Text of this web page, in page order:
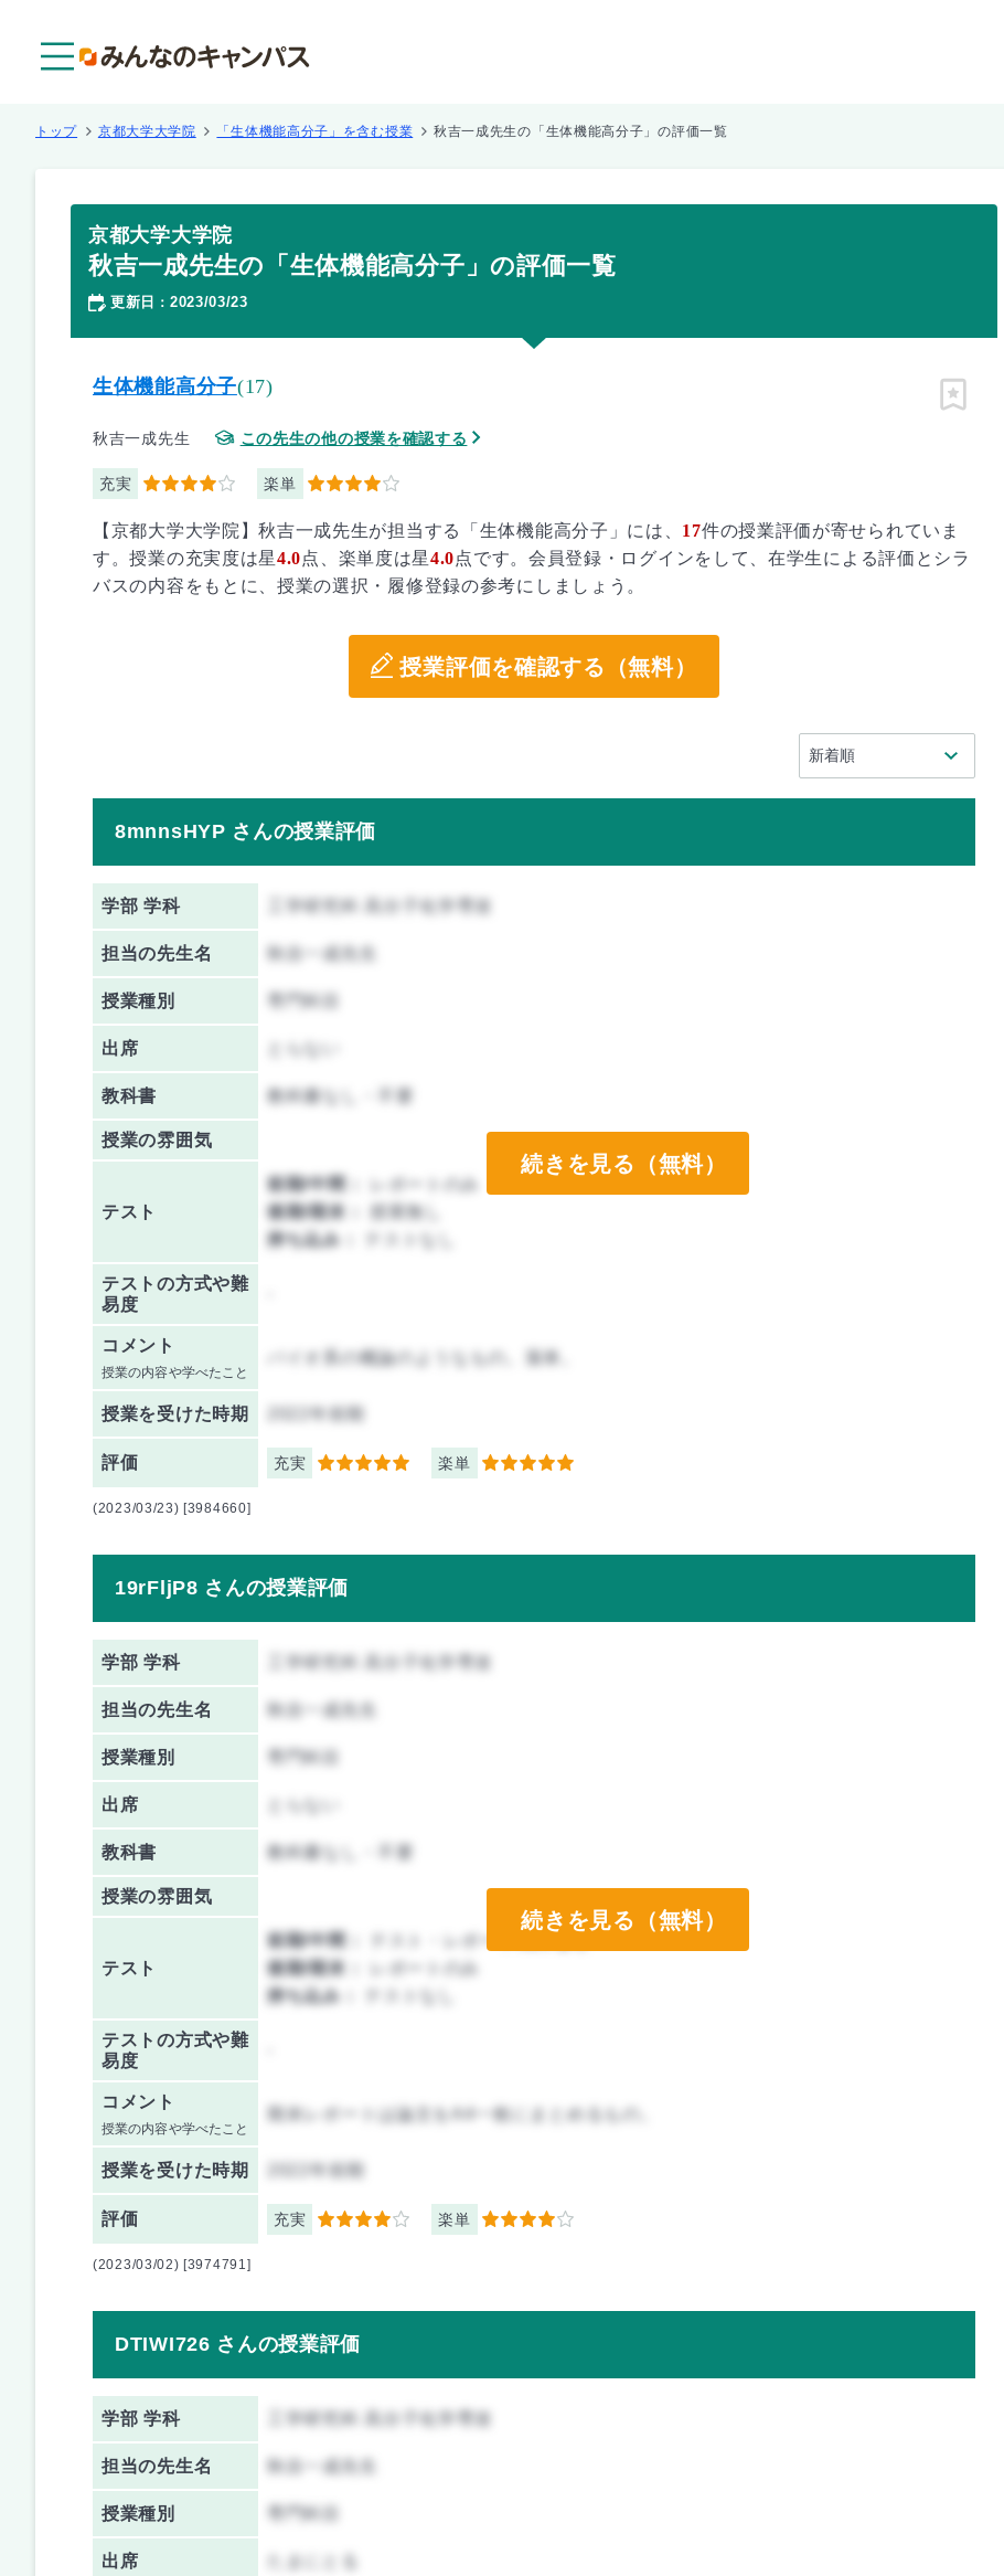
トップ 京都大学大学院 「生体機能高分子」を含む授業 秋吉一成先生の「生体機能高分子」の評価一覧
京都大学大学院
秋吉一成先生の「生体機能高分子」の評価一覧
更新日 ： 2023/03/23
生体機能高分子(17)
秋吉一成先生 この先生の他の授業を確認する
充実 4 楽単 4
ピン留め
【京都大学大学院】秋吉一成先生が担当する「生体機能高分子」には、 17件の授業評価が寄せられていま
す。授業の充実度は星4.0点、楽単度は星4.0点です。会員登録・ログインをして、在学生による評価とシラ
バスの内容をもとに、授業の選択・履修登録の参考にしましょう。
授業評価を確認する（無料）
8mnnsHYP さんの授業評価
学部 学科
担当の先生名 秋吉一成先生
授業種別 専門科目
出席
教科書 教科書なし・不要
授業の雰囲気
テスト
前期/中間：
レポートのみ
後期/期末：
授業無し
持ち込み：
テストの方式や難
易度
コメント
授業の内容や学べたこと
バイオ系の概論のようなもの。落単。
授業を受けた時期
評価 充実 5 楽単 5
続きを見る（無料）
(2023/03/23) [3984660]
19rFljP8 さんの授業評価
学部 学科
担当の先生名 秋吉一成先生
授業種別 専門科目
出席
教科書 教科書なし・不要
授業の雰囲気
テスト
前期/中間：
後期/期末：
レポートのみ
持ち込み：
テストの方式や難
易度
コメント
授業の内容や学べたこと
期末レポートは論文をA4一枚にまとめるもの。
授業を受けた時期
評価 充実 4 楽単 4
続きを見る（無料）
(2023/03/02) [3974791]
DTIWI726 さんの授業評価
学部 学科
担当の先生名 秋吉一成先生
授業種別 専門科目
出席